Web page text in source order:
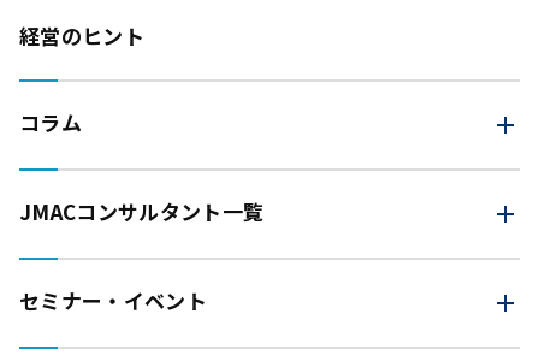
経営のヒント
コラム
JMACコンサルタント一覧
セミナー・イベント